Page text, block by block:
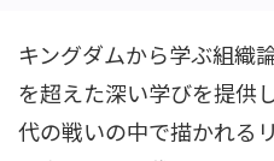
キングダムから学ぶ組織
を超えた深い学びを提供
代の戦いの中で描かれる